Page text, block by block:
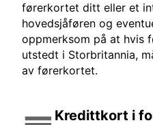
førerkortet ditt eller et
hovedsjåføren og
oppmerksom på at hvis
utstedt i Storbritannia,
av førerkortet.
Kredittkort i